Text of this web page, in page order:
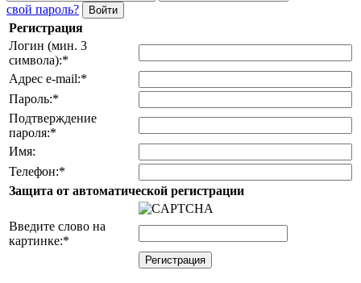
свой пароль?
Регистрация
Логин (мин. 3
символа):*
Адрес e-mail:*
Пароль:*
Подтверждение
пароля:*
Имя:
Телефон:*
Защита от автоматической регистрации
Введите слово на
картинке:*